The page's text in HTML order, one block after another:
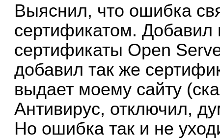
Выяснил, что ошибка
сертификатом.
сертификаты Open
добавил так же
выдает моему сайту
Антивирус, отключил,
Но ошибка так и не